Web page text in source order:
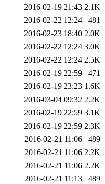
2016-02-19 21:43 2.1K
2016-02-22 12:24
481
2016-02-23 18:40 2.0K
2016-02-22 12:24 3.0K
2016-02-22 12:24 2.5K
2016-02-19 22:59
471
2016-02-19 23:23 1.6K
2016-03-04 09:32 2.2K
2016-02-19 22:59 3.1K
2016-02-19 22:59 2.3K
2016-02-21 11:06
489
2016-02-21 11:06 2.2K
2016-02-21 11:06 2.2K
2016-02-21 11:13
489